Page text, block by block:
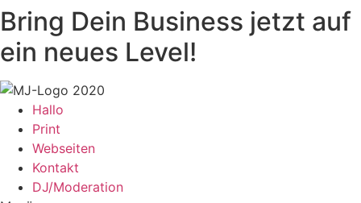
Bring Dein Business jetzt auf
ein neues Level!
Hallo
Print
Webseiten
Kontakt
DJ/Moderation